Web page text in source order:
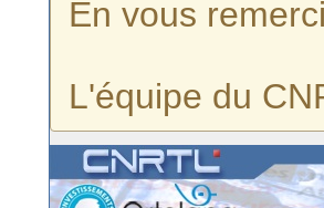
En vous
L'équipe du